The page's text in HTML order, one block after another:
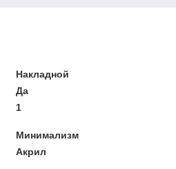
Накладной
Да
1
Минимализм
Акрил